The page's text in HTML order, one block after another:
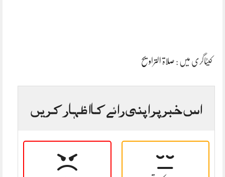
کیٹاگری میں : صلاۃ التراویح
اس خبر پر اپنی رائے کا اظہار کریں